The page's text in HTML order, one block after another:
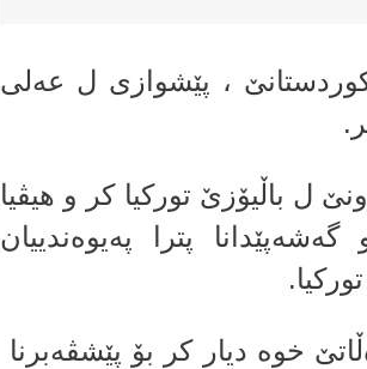
، پێشوازی ل عەلی
ل باڵیۆزێ تورکیا کر و هیڤیا
پترا په‌یوه‌ندییان
خوه‌ دیار كر بۆ پێشڤه‌برنا